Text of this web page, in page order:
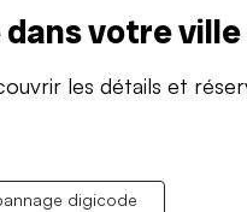
votre ville
les détails et
digicode